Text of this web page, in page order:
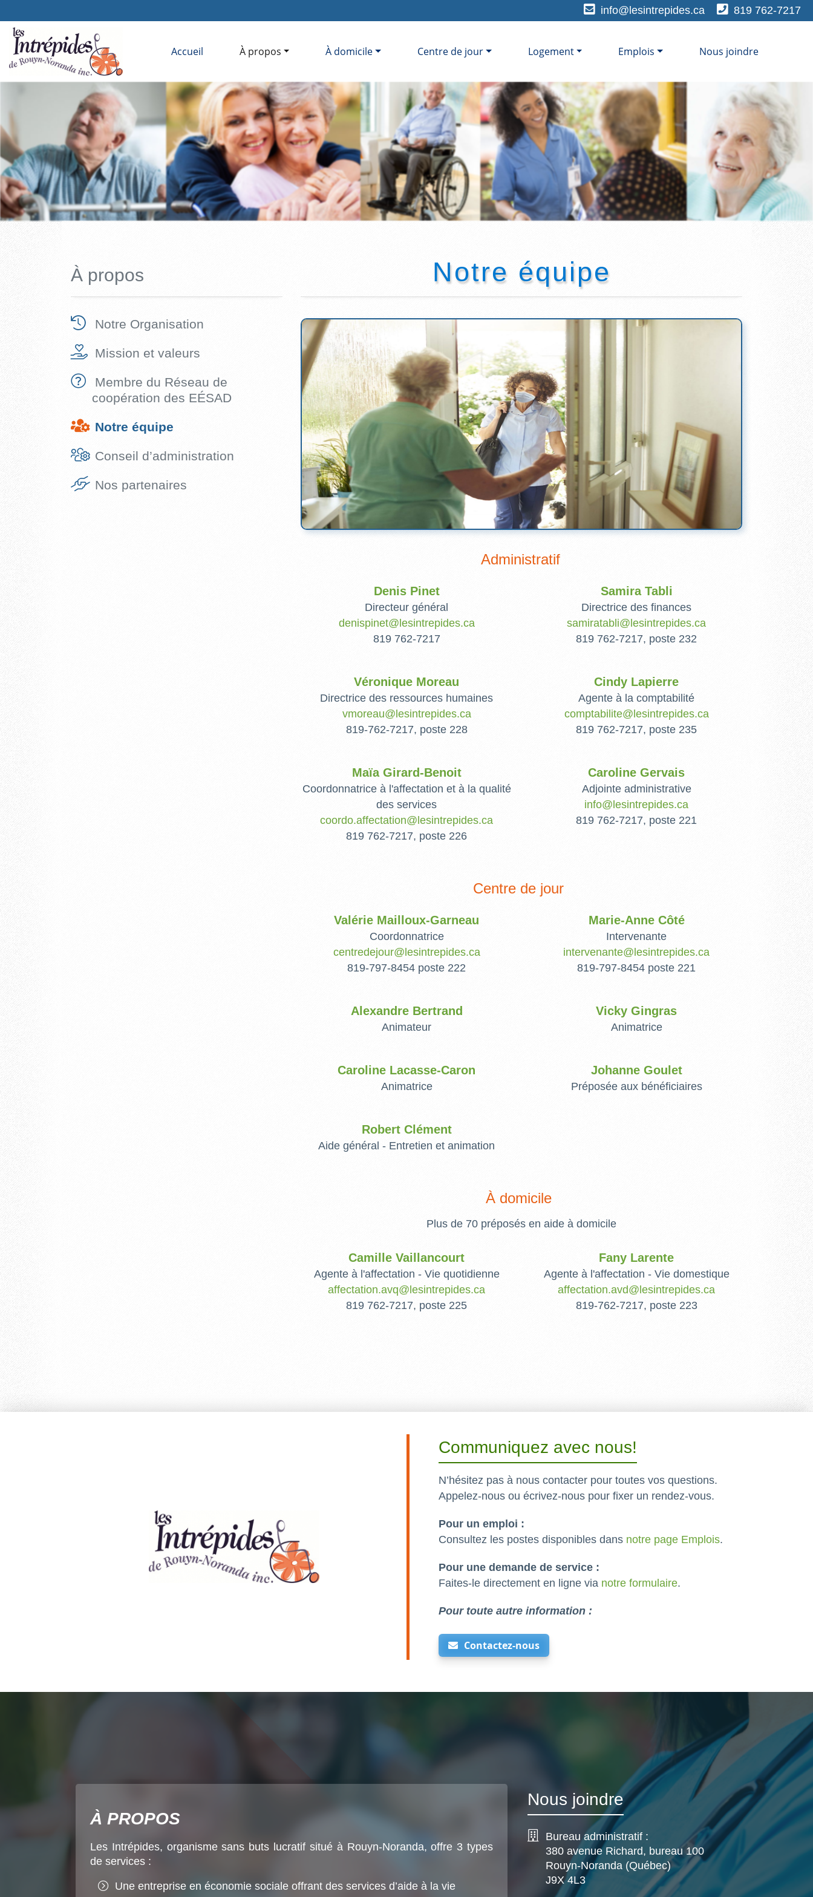
819 762-7217
info@lesintrepides.ca
Accueil À propos À domicile Centre de jour Logement Emplois Nous joindre
Notre équipe
Administratif
Denis Pinet
Directeur général
denispinet@lesintrepides.ca
819 762-7217
Samira Tabli
Directrice des finances
samiratabli@lesintrepides.ca
819 762-7217, poste 232
Véronique Moreau
Directrice des ressources humaines
vmoreau@lesintrepides.ca
819-762-7217, poste 228
Cindy Lapierre
Agente à la comptabilité
comptabilite@lesintrepides.ca
819 762-7217, poste 235
Maïa Girard-Benoit
Coordonnatrice à l'affectation et à la qualité
des services
coordo.affectation@lesintrepides.ca
819 762-7217, poste 226
Caroline Gervais
Adjointe administrative
info@lesintrepides.ca
819 762-7217, poste 221
Centre de jour
Valérie Mailloux-Garneau
Coordonnatrice
centredejour@lesintrepides.ca
819-797-8454 poste 222
Marie-Anne Côté
Intervenante
intervenante@lesintrepides.ca
819-797-8454 poste 221
Alexandre Bertrand
Animateur
Vicky Gingras
Animatrice
Caroline Lacasse-Caron
Animatrice
Johanne Goulet
Préposée aux bénéficiaires
Robert Clément
Aide général - Entretien et animation
À domicile
Plus de 70 préposés en aide à domicile
Camille Vaillancourt
Agente à l'affectation - Vie quotidienne
affectation.avq@lesintrepides.ca
819 762-7217, poste 225
Fany Larente
Agente à l'affectation - Vie domestique
affectation.avd@lesintrepides.ca
819-762-7217, poste 223
À propos
Notre Organisation
Mission et valeurs
Membre du Réseau de
coopération des EÉSAD
Notre équipe
Conseil d’administration
Nos partenaires
Communiquez avec nous!
N’hésitez pas à nous contacter pour toutes vos questions.
Appelez-nous ou écrivez-nous pour fixer un rendez-vous.
Pour un emploi :
Consultez les postes disponibles dans notre page Emplois.
Pour une demande de service :
Faites-le directement en ligne via notre formulaire.
Pour toute autre information :
Contactez-nous
À PROPOS
Les Intrépides, organisme sans buts lucratif situé à Rouyn-Noranda, offre 3 types
de services :
Une entreprise en économie sociale offrant des services d’aide à la vie
Nous joindre
Bureau administratif :
380 avenue Richard, bureau 100
Rouyn-Noranda (Québec)
J9X 4L3